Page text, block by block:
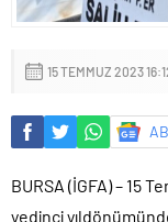
15 TEMMUZ 2023
BURSA (İGFA) – 15
yedinci